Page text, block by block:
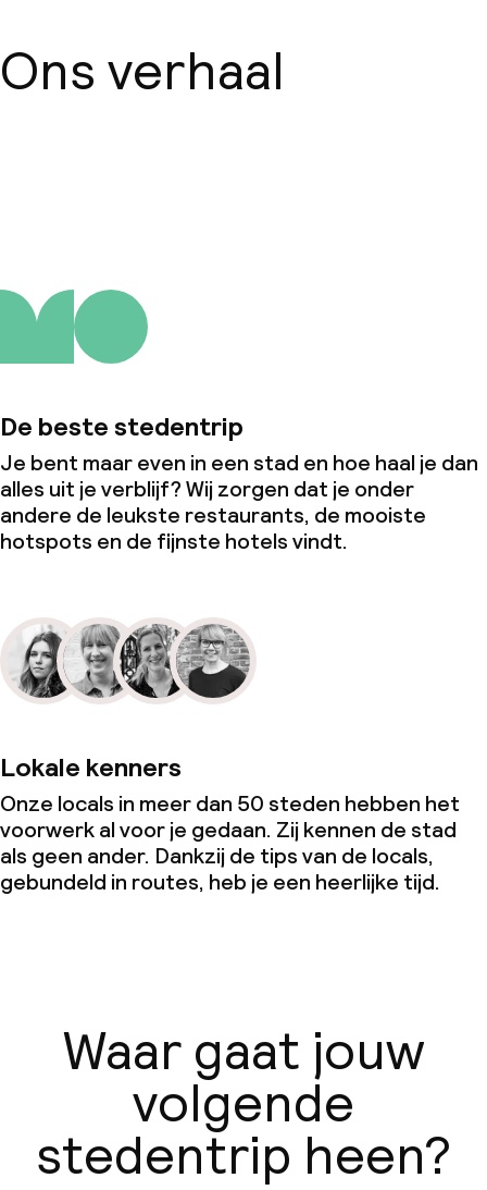
Ons verhaal
De beste stedentrip
Je bent maar even in een stad en hoe haal je dan
alles uit je verblijf? Wij zorgen dat je onder
andere de leukste restaurants, de mooiste
hotspots en de fijnste hotels vindt.
Lokale kenners
Onze locals in meer dan 50 steden hebben het
voorwerk al voor je gedaan. Zij kennen de stad
als geen ander. Dankzij de tips van de locals,
gebundeld in routes, heb je een heerlijke tijd.
Waar gaat jouw
volgende
stedentrip heen?